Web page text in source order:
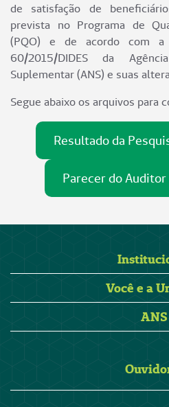
de satisfação de
prevista no Programa de
(PQO) e de acordo com a
60/2015/DIDES da
Suplementar (ANS) e suas
Segue abaixo os arquivos para
Resultado da
Parecer do
Você e a
ANS